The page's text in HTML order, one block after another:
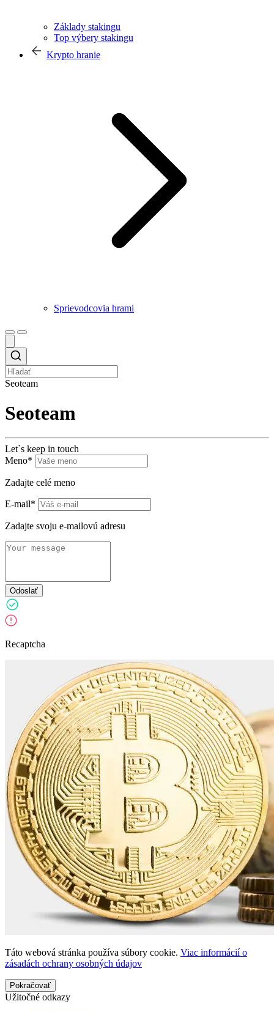
Základy stakingu
Top výbery stakingu
Krypto hranie
Sprievodcovia hrami
Seoteam
Seoteam
Let`s keep in touch
Meno*
Zadajte celé meno
E-mail*
Zadajte svoju e-mailovú adresu
Odoslať
Recaptcha
Táto webová stránka používa súbory cookie. Viac informácií o
zásadách ochrany osobných údajov
Pokračovať
Užitočné odkazy